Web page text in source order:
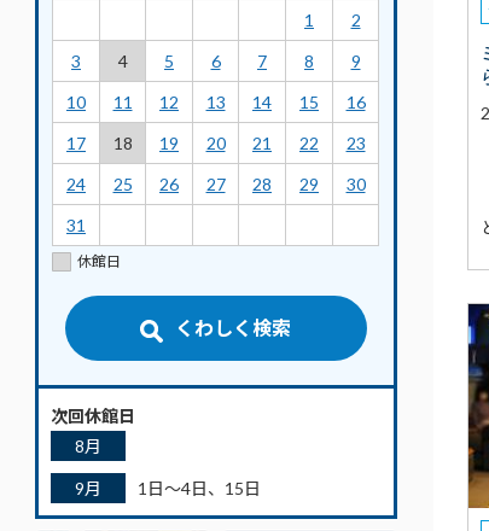
1
2
3
4 5 6 7 8
9
10
11 12 13 14 15
16
17
18 19 20 21 22
23
24
25 26 27 28 29
30
31
休館日
くわしく検索
次回休館日
8月
9月 1日～4日、15日